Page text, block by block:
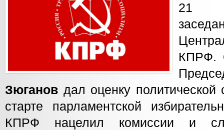
21
КПРФ.
Зюганов дал оценку
старте парламентской
КПРФ нацелил комиссии и